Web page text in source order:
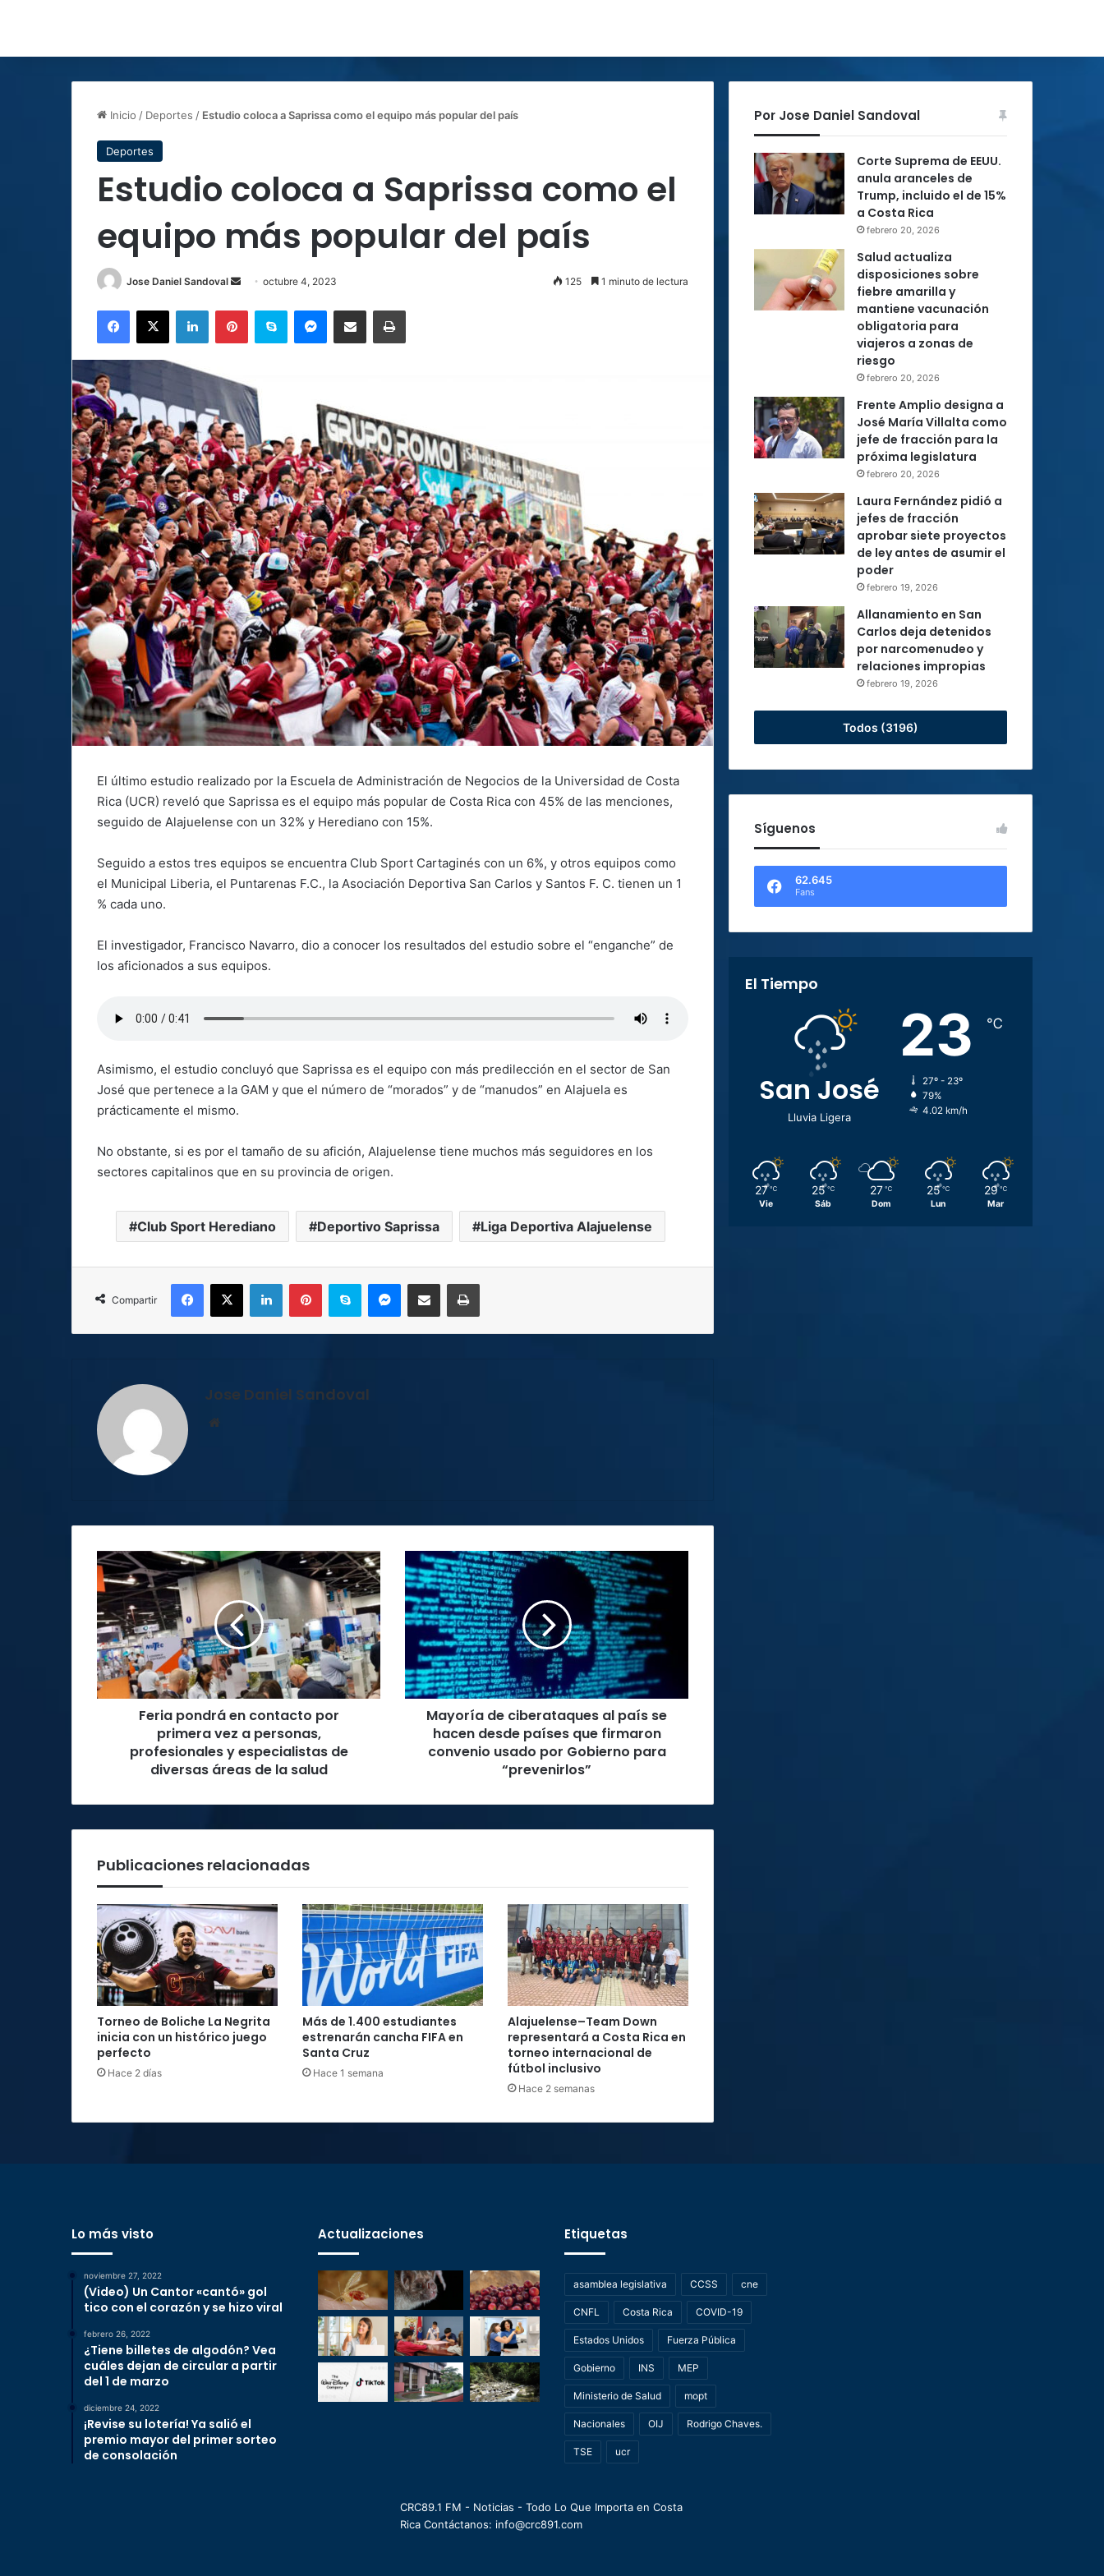
Inicio / Deportes / Estudio coloca a Saprissa como el equipo más popular del país
Deportes
Estudio coloca a Saprissa como el
equipo más popular del país
Jose Daniel Sandoval
Sendoctubre 4, 2023 125 1 minuto de lectura
Facebook
X LinkedInPinterestSkype MessengerCompartir por correo electrónicoImprimir
El último estudio realizado por la Escuela de Administración de Negocios de la Universidad de Costa
Rica (UCR) reveló que Saprissa es el equipo más popular de Costa Rica con 45% de las menciones,
seguido de Alajuelense con un 32% y Herediano con 15%.
Seguido a estos tres equipos se encuentra Club Sport Cartaginés con un 6%, y otros equipos como
el Municipal Liberia, el Puntarenas F.C., la Asociación Deportiva San Carlos y Santos F. C. tienen un 1
% cada uno.
El investigador, Francisco Navarro, dio a conocer los resultados del estudio sobre el “enganche” de
los aficionados a sus equipos.
Asimismo, el estudio concluyó que Saprissa es el equipo con más predilección en el sector de San
José que pertenece a la GAM y que el número de “morados” y de “manudos” en Alajuela es
prácticamente el mismo.
No obstante, si es por el tamaño de su afición, Alajuelense tiene muchos más seguidores en los
sectores capitalinos que en su provincia de origen.
Club Sport Herediano Deportivo Saprissa Liga Deportiva Alajuelense
Compartir
Facebook
X LinkedInPinterestSkype MessengerCompartir por correo electrónicoImprimir
Jose Daniel Sandoval
Feria
pondrá
en
contacto
por
primera
vez
a
personas,
profesionales
especialistas
la
Feria pondrá en contacto por
primera vez a personas,
profesionales y especialistas de
diversas áreas de la salud
Mayoría
de
ciberataques
al
país
hacen
desde
países
firmaron
convenio
“prevenirlos”
Mayoría de ciberataques al país se
hacen desde países que firmaron
convenio usado por Gobierno para
“prevenirlos”
Publicaciones relacionadas
Torneo de Boliche La Negrita
inicia con un histórico juego
perfecto
Hace 2 días
Más de 1.400 estudiantes
estrenarán cancha FIFA en
Santa Cruz
Hace 1 semana
Alajuelense–Team Down
representará a Costa Rica en
torneo internacional de
fútbol inclusivo
Hace 2 semanas
Por Jose Daniel Sandoval
Corte Suprema de EEUU.
anula aranceles de
Trump, incluido el de 15%
a Costa Rica
febrero 20, 2026
Salud actualiza
disposiciones sobre
fiebre amarilla y
mantiene vacunación
obligatoria para
viajeros a zonas de
riesgo
febrero 20, 2026
Frente Amplio designa a
José María Villalta como
jefe de fracción para la
próxima legislatura
febrero 20, 2026
Laura Fernández pidió a
jefes de fracción
aprobar siete proyectos
de ley antes de asumir el
poder
febrero 19, 2026
Allanamiento en San
Carlos deja detenidos
por narcomenudeo y
relaciones impropias
febrero 19, 2026
Todos (3196)
Síguenos
62.645
Fans
El Tiempo
San José
Lluvia Ligera
23 ℃
27º - 23º
79%
4.02 km/h
27 ℃
Vie
25 ℃
Sáb
27 ℃
Dom
25 ℃
Lun
29 ℃
Mar
Lo más visto
noviembre 27, 2022
(Video) Un Cantor «cantó» gol
tico con el corazón y se hizo viral
febrero 26, 2022
¿Tiene billetes de algodón? Vea
cuáles dejan de circular a partir
del 1 de marzo
diciembre 24, 2022
¡Revise su lotería! Ya salió el
premio mayor del primer sorteo
de consolación
Actualizaciones Etiquetas
asamblea legislativa CCSS cne
CNFL Costa Rica COVID-19
Estados Unidos Fuerza Pública
Gobierno INS MEP
Ministerio de Salud mopt
Nacionales OIJ Rodrigo Chaves.
TSE ucr
CRC89.1 FM - Noticias - Todo Lo Que Importa en Costa
Rica Contáctanos: info@crc891.com